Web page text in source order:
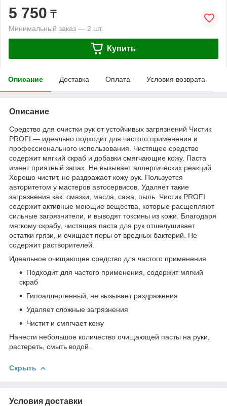
5 750 ₸
Минимальный заказ — 2 шт.
Купить
Описание Доставка Оплата Условия возврата
Описание
Средство для очистки рук от устойчивых загрязнений Чистик
PROFI — идеально подходит для частого применения и
профессионального использования. Чистящее средство
содержит мягкий скраб и добавки смягчающие кожу. Паста
имеет приятный запах. Не вызывает аллергических реакций.
Хорошо чистит, не раздражает кожу рук. Пользуется
авторитетом у мастеров автосервисов. Удаляет такие
загрязнения как: смазки, масла, сажа, пыль. Чистик PROFI
содержит активные моющие вещества, которые расщепляют
сильные загрязнители, и выводят токсины из кожи. Благодаря
мягкому скрабу, чистящая паста для рук отшелушивает
остатки грязи, и очищает поры от вредных бактерий. Не
содержит растворителей.
Идеальное очищающее средство для частого применения
Подходит для частого применения, содержит мягкий
скраб
Гипоаллергенный, не вызывает раздражения
Удаляет сложные загрязнения
Чистит и смягчает кожу
Нанести небольшое количество очищающей пасты на руки,
растереть, смыть водой.
Скрыть
Условия доставки